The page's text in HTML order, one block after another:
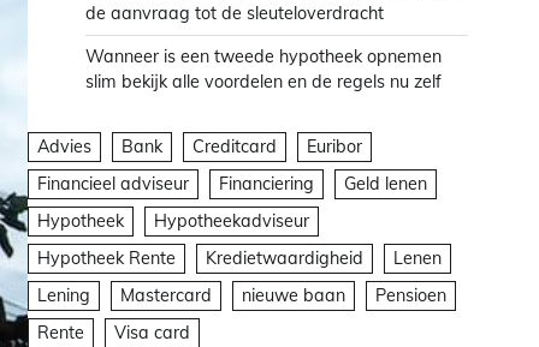
de aanvraag tot de sleuteloverdracht
Wanneer is een tweede hypotheek opnemen
slim bekijk alle voordelen en de regels nu zelf
Advies Bank Creditcard
Euribor
Financieel adviseur
Financiering
Geld lenen
Hypotheek
Hypotheekadviseur
Hypotheek Rente
Kredietwaardigheid
Lenen
Lening
Mastercard nieuwe baan
Pensioen
Rente
Visa card